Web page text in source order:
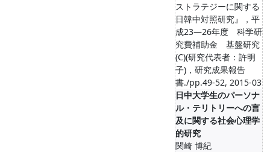
ストラテジーに関する
日韓中対照研究』，平
成23―26年度 科学研
究費補助金 基盤研究
(C)(研究代表者：許明
子)，研究成果報告
書./pp.49-52, 2015-03
日中大学生のパーソナ
ル・テリトリーへの言
及に関する社会心理学
的研究
関崎 博紀